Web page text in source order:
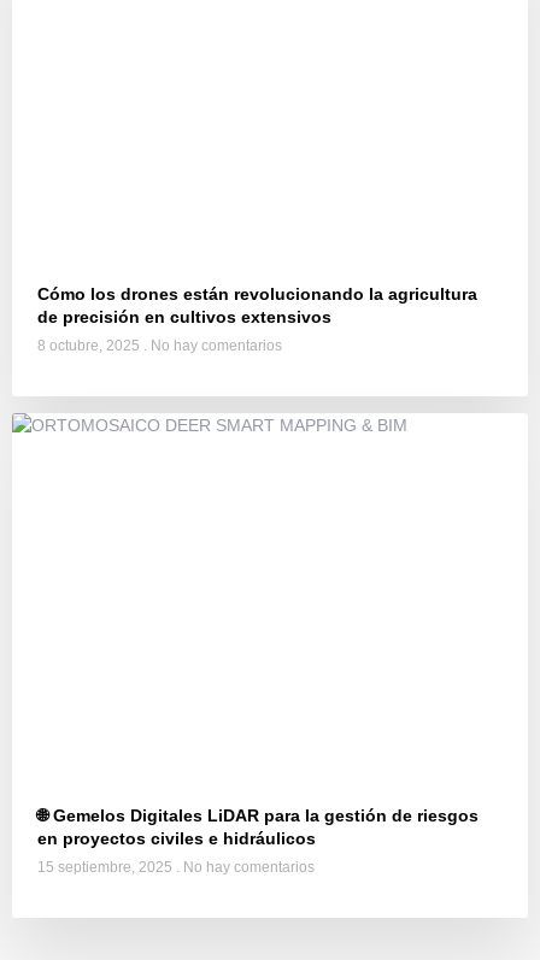
Cómo los drones están revolucionando la agricultura
de precisión en cultivos extensivos
8 octubre, 2025 No hay comentarios
🌐 Gemelos Digitales LiDAR para la gestión de riesgos
en proyectos civiles e hidráulicos
15 septiembre, 2025 No hay comentarios